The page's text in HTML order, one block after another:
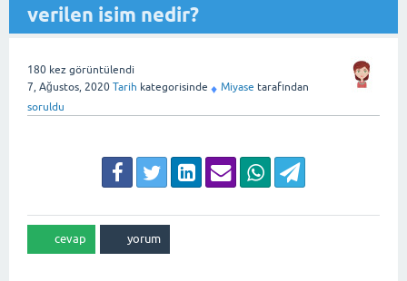
verilen isim nedir?
180 kez görüntülendi
7, Ağustos, 2020 Tarih kategorisinde ♦ Miyase tarafından
soruldu